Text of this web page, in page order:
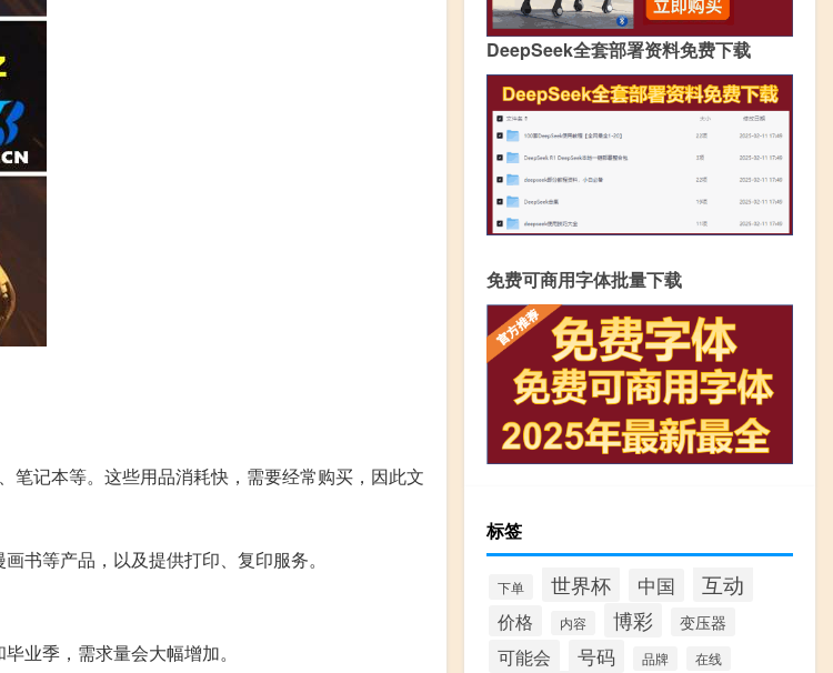
笔记本等。这些用品消耗快，需要经常购买，因此文
书等产品，以及提供打印、复印服务。
业季，需求量会大幅增加。
DeepSeek全套部署资料免费下载
免费可商用字体批量下载
标签
下单 世界杯 中国 互动
价格 内容 博彩 变压器
可能会 号码 品牌 在线